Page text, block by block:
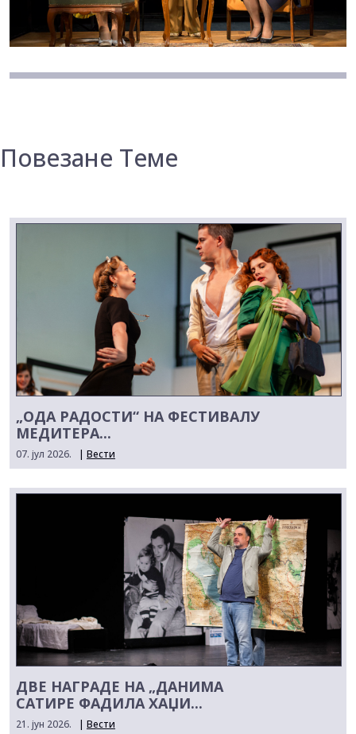
Повезане Теме
„ОДА РАДОСТИ“ НА ФЕСТИВАЛУ
МЕДИТЕРА...
07. јул 2026. | Вести
ДВЕ НАГРАДЕ НА „ДАНИМА
САТИРЕ ФАДИЛА ХАЏИ...
21. јун 2026. | Вести